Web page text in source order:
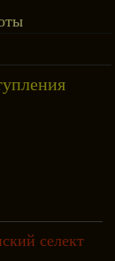
селект